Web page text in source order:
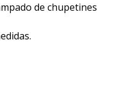
de chupetines